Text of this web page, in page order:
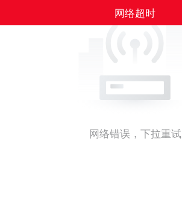
网络错误，下拉重试
网络超时